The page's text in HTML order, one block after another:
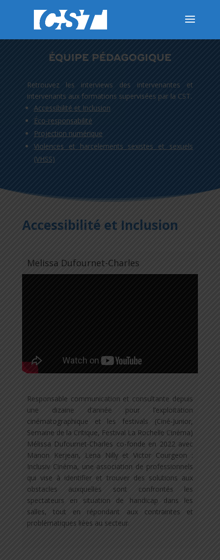
ÉQUIPE PÉDAGOGIQUE
Retrouvez les interviews des intervenantes et
intervenants aux formations supervisées par la CST.
Accessibilité et Inclusion
Éco-responsabilité
Projection numérique
Violences et harcelements sexistes et sexuels
(VHSS)
Accessibilité et Inclusion
Melissa Dufournet-Charles
Responsable communication et consultante depuis
une dizaine d’année pour l’exploitation
cinématographique et les festivals (Ciné-Junior,
Semaine de la Critique, Festival La Rochelle Cinéma)
Mélissa Dufournet-Charles co-fonde en 2022 avec
Manon Kerjean, Lena Nilly et Victor Courgeon :
Inclusiv Cinéma, une association de professionnels
qui vise à identifier et trouver des solutions aux
obstacles auxquelles sont confrontés les
spectateurs en situation de handicap dans les
salles, tout en répondant aux contraintes et
problématiques liées au secteur.